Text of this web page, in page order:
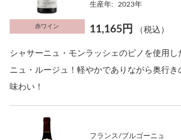
赤ワイン
生産年:
2023年
11,165円 （税込）
シャサーニュ・モンラッシェのピノを使用し
ニュ・ルージュ！軽やかでありながら奥行き
味わい！
フランス/ブルゴーニュ